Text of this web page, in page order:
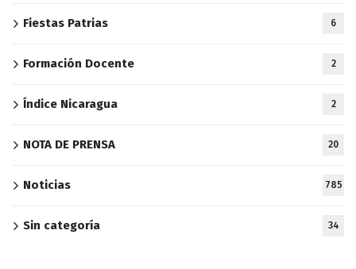
Fiestas Patrias 6
Formación Docente 2
Índice Nicaragua 2
NOTA DE PRENSA 20
Noticias 785
Sin categoría 34